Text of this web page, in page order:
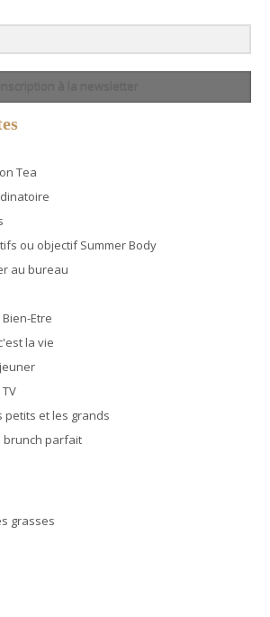
Tea
ou objectif Summer Body
au bureau
Etre
la vie
petits et les grands
brunch parfait
grasses